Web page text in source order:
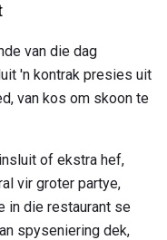
van die dag
'n kontrak presies uit
van kos om skoon te
of ekstra hef,
vir groter partye,
in die restaurant se
spyseniering dek,